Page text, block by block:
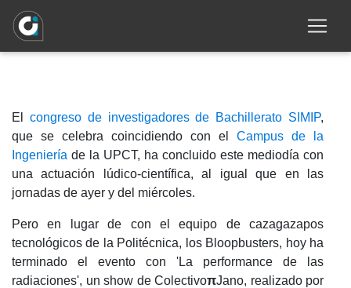
Ingeniería
El congreso de investigadores de Bachillerato SIMIP,
que se celebra coincidiendo con el Campus de la
Ingeniería de la UPCT, ha concluido este mediodía con
una actuación lúdico-científica, al igual que en las
jornadas de ayer y del miércoles.
Pero en lugar de con el equipo de cazagazapos
tecnológicos de la Politécnica, los Bloopbusters, hoy ha
terminado el evento con 'La performance de las
radiaciones', un show de ColectivoπJano, realizado por